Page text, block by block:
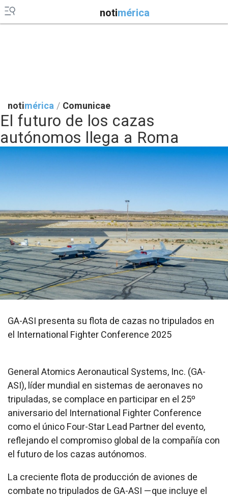
notimérica
notimérica/ Comunicae
El futuro de los cazas
autónomos llega a Roma
GA-ASI presenta su flota de cazas no tripulados en
el International Fighter Conference 2025
General Atomics Aeronautical Systems, Inc. (GA-
ASI), líder mundial en sistemas de aeronaves no
tripuladas, se complace en participar en el 25º
aniversario del International Fighter Conference
como el únicoFour-Star Lead Partnerdel evento,
reflejando el compromiso global de la compañía con
el futuro de los cazas autónomos.
La creciente flota de producción de aviones de
combate no tripulados de GA-ASI —que incluye el